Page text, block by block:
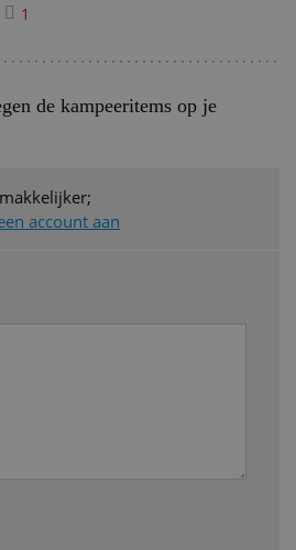
1
de kampeeritems op je
account aan